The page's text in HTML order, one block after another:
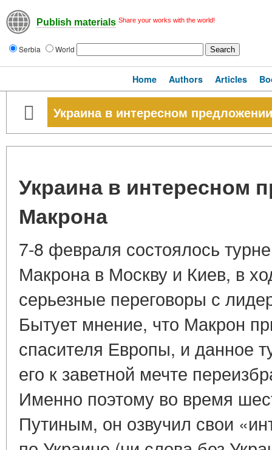
Publish materials Share your works with the world!
Serbia World
Home Authors Articles
Украина в интересном
Украина в интересном
Макрона
7-8 февраля состоялось
Макрона в Москву и Киев, в
серьезные переговоры с
Бытует мнение, что Макрон
спасителя Европы, и данное
его к заветной мечте
Именно поэтому во время
Путиным, он озвучил свои